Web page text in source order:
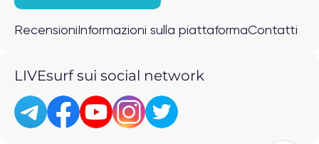
Recensioni Informazioni sulla piattaformaContatti
LIVEsurf sui social network